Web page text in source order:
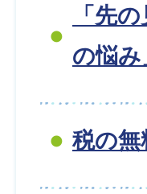
「先
の悩
税の無